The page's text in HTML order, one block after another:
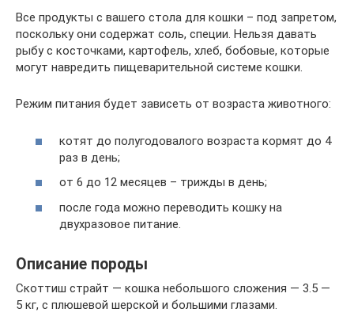
Все продукты с вашего стола для кошки – под запретом,
поскольку они содержат соль, специи. Нельзя давать
рыбу с косточками, картофель, хлеб, бобовые, которые
могут навредить пищеварительной системе кошки.
Режим питания будет зависеть от возраста животного:
котят до полугодовалого возраста кормят до 4
раз в день;
от 6 до 12 месяцев – трижды в день;
после года можно переводить кошку на
двухразовое питание.
Описание породы
Скоттиш страйт — кошка небольшого сложения — 3.5 —
5 кг, с плюшевой шерской и большими глазами.